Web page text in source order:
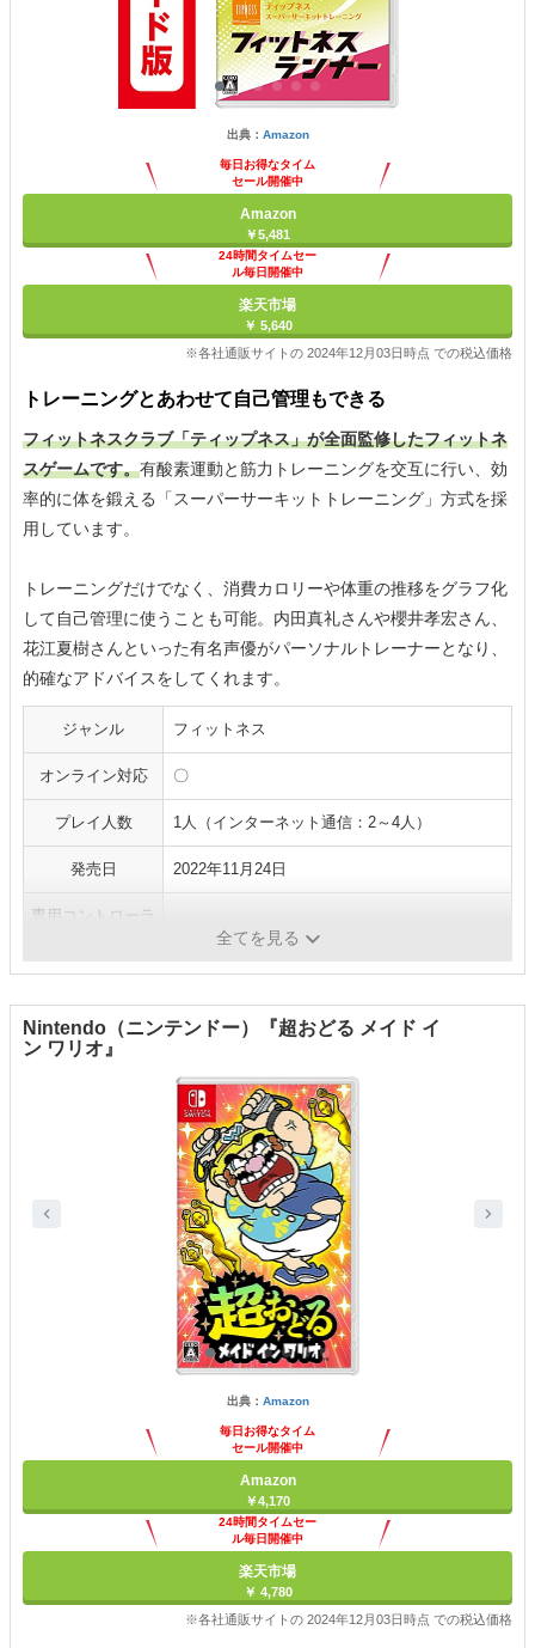
出典： Amazon
毎日お得なタイム
セール開催中
Amazon
￥5,481
24時間タイムセー
ル毎日開催中
楽天市場
￥ 5,640
※各社通販サイトの 2024年12月03日時点 での税込価格
トレーニングとあわせて自己管理もできる
フィットネスクラブ「ティップネス」が全面監修したフィットネ
スゲームです。有酸素運動と筋力トレーニングを交互に行い、効
率的に体を鍛える「スーパーサーキットトレーニング」方式を採
用しています。
トレーニングだけでなく、消費カロリーや体重の推移をグラフ化
して自己管理に使うことも可能。内田真礼さんや櫻井孝宏さん、
花江夏樹さんといった有名声優がパーソナルトレーナーとなり、
的確なアドバイスをしてくれます。
ジャンル フィットネス
オンライン対応 〇
プレイ人数 1人（インターネット通信：2～4人）
発売日 2022年11月24日
専用コントローラ
全てを見る
Nintendo（ニンテンドー）『超おどる メイド イ
ン ワリオ』
出典： Amazon
毎日お得なタイム
セール開催中
Amazon
￥4,170
24時間タイムセー
ル毎日開催中
楽天市場
￥ 4,780
※各社通販サイトの 2024年12月03日時点 での税込価格